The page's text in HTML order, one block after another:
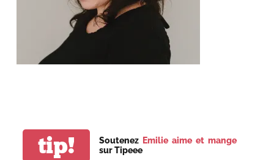
tip! Soutenez Emilie aime et mange
sur Tipeee